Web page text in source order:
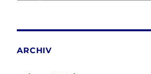
ARCHIV